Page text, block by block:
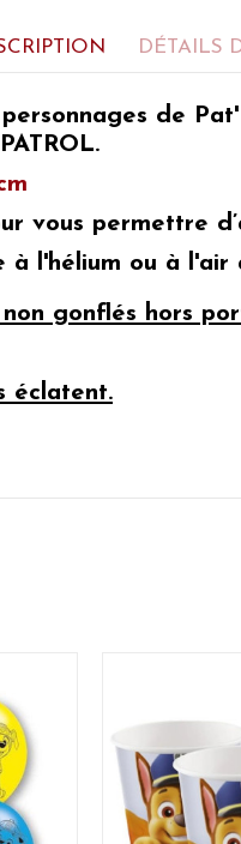
DÉTAILS
personnages de
vous permettre
l'hélium ou à l'air
gonflés hors
éclatent.